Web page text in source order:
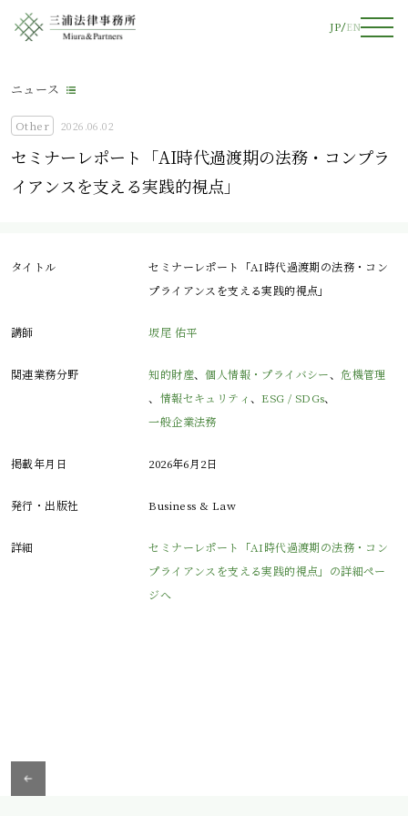
JP EN
ニュース
Other 2026.06.02
セミナーレポート「AI時代過渡期の法務・コンプラ
イアンスを支える実践的視点」
タイトル
セミナーレポート「AI時代過渡期の法務・コン
プライアンスを支える実践的視点」
講師 坂尾 佑平
関連業務分野 知的財産、個人情報・プライバシー、危機管理
、 情報セキュリティ、ESG / SDGs、
一般企業法務
掲載年月日 2026年6月2日
発行・出版社 Business & Law
詳細
セミナーレポート「AI時代過渡期の法務・コン
プライアンスを支える実践的視点」の詳細ペー
ジへ